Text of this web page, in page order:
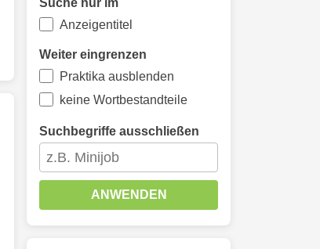
Suche nur im
Anzeigentitel
Weiter eingrenzen
Praktika ausblenden
keine Wortbestandteile
Suchbegriffe ausschließen
ANWENDEN